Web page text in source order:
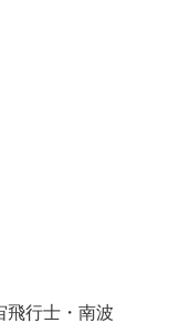
飛行士・南波